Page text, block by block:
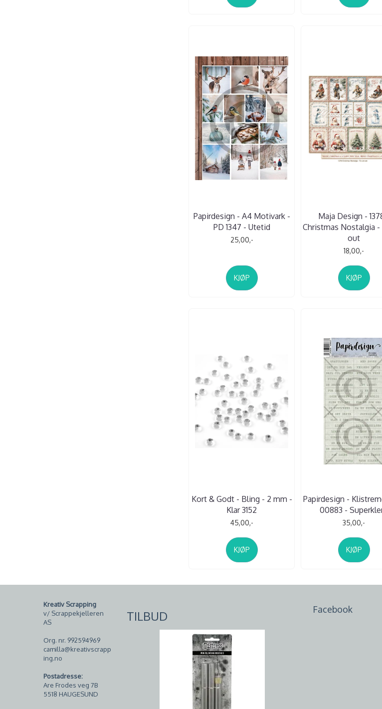
Papirdesign - A4 Motivark -
PD 1347 - Utetid
25,00,-
KJØP
Maja Design -
Christmas Nostalgia
out
18,00,-
KJØP
Kort & Godt - Bling - 2 mm -
Klar 3152
45,00,-
KJØP
Papirdesign -
00883 -
35,00,-
KJØP
Kreativ Scrapping
v/ Scrappekjelleren
AS
Org. nr. 992594969
camilla@kreativscrapp
ing.no
Postadresse:
Are Frodes veg 7B
5518 HAUGESUND
TILBUD Facebook